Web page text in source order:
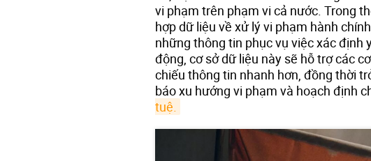
vi phạm trên phạm vi cả nước. Trong
hợp dữ liệu về xử lý vi phạm hành
những thông tin phục vụ việc xác định
động, cơ sở dữ liệu này sẽ hỗ trợ các
chiếu thông tin nhanh hơn, đồng thời
báo xu hướng vi phạm và hoạch định
tuệ.